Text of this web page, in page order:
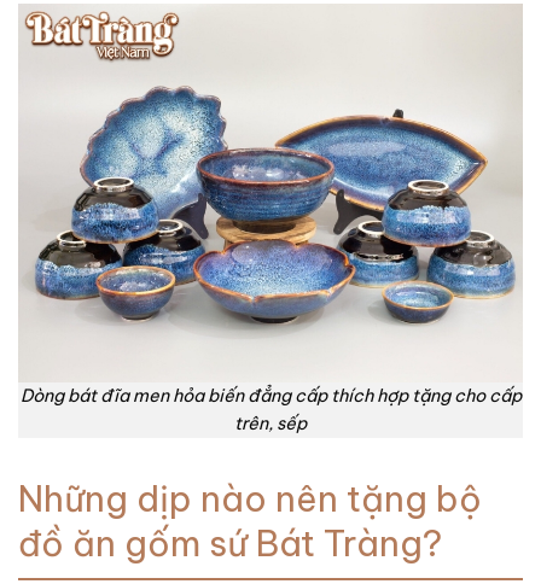
Dòng bát đĩa men hỏa biến đẳng cấp thích hợp tặng cho cấp
trên, sếp
Những dịp nào nên tặng bộ
đồ ăn gốm sứ Bát Tràng?